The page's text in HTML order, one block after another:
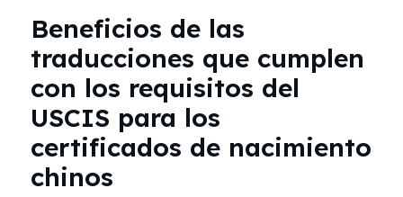
Beneficios de las
traducciones que cumplen
con los requisitos del
USCIS para los
certificados de nacimiento
chinos